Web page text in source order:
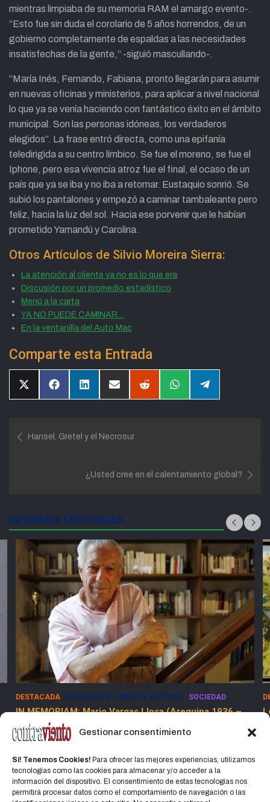
Gestionar consentimiento
Si! Tenemos Cookies! Para ofrecer las mejores experiencias, utilizamos
tecnologías como las cookies para almacenar y/o acceder a la
información del dispositivo. El consentimiento de estas tecnologías nos
permitirá procesar datos como el comportamiento de navegación o las
mientras limpiaba de su memoria RAM el amargo evento-.
“Esto fue sin duda el corolario de 5 años horrendos, de un
gobierno completamente de espaldas a las necesidades
insatisfechas de la gente,” -siguió mascullando-.
“María Inés, Fernando, Fabiana, pronto llegarán para asumir
en nuevas oficinas y ministerios, para aplicar a nivel nacional
lo que ya se venía haciendo con fantástico éxito en el ámbito
municipal. Son las personas idóneas, los verdaderos
elegidos”. La frase entró directa, como una epifanía
teledirigida a su centro límbico. Se fue el moreno, se fue el
Iphone, pero esa vivencia atroz fue el final, el ocaso de un
país que ya se iba y no iba a retornar. Eustaquio sonrió. Se
subió los pantalones y empezó a caminar tambaleante pero
feliz, hacia la luz del sol. Hacia ese porvenir que le habían
prometido Yamandú y Carolina.
Otros Artículos de Silvio Moreira Sierra:
La atención al cliente ya no es lo que era
Discusión por un promedio estadístico
Menú a la carta
YA NO PUEDE CAMINAR…
En la ventanilla del Auto Mac
Comparte esta Entrada
CompartirCompartirCompartirCompartirCompartirCompartirCompartir
de
Hansel, Gretel y el Necrosur
¿Usted cree en el calentamiento global?
INFORMES ESPECIALES
DESTACADA ESPECIALES LIBROS Y AUTORES SOCIEDAD
IN MEMORIAM: Mario Vargas Llosa (Arequipa 1936 –
Lima 2025)
15 abril, 2025